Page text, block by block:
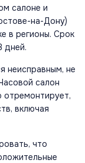
салоне и
на-Дону)
в регионы. Срок
дней.
неисправным, не
салон
отремонтирует,
включая
что